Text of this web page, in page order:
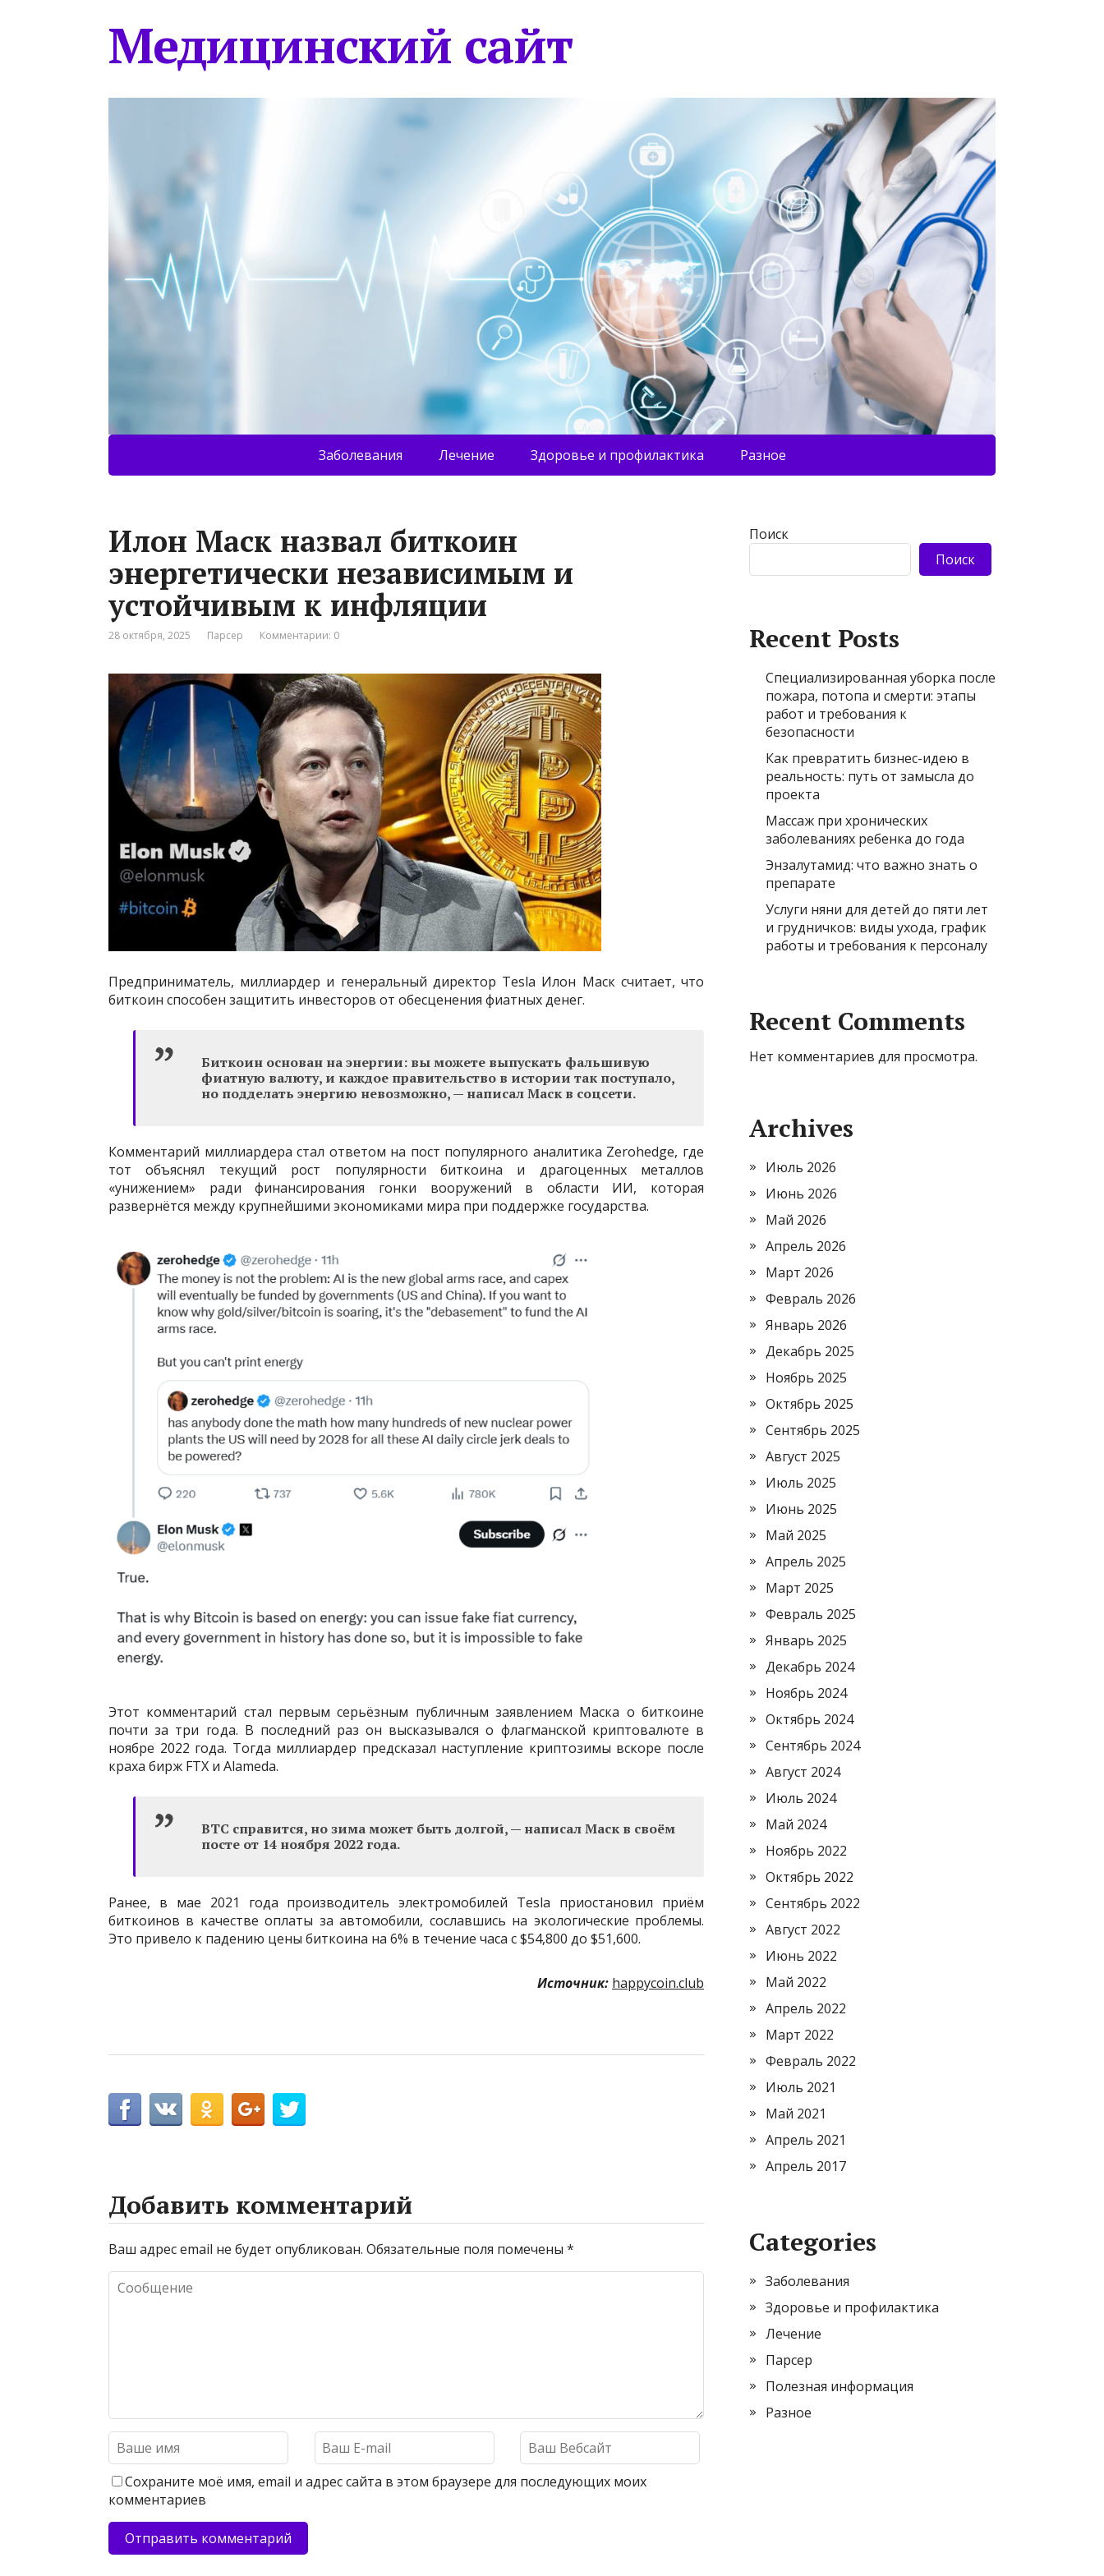
Медицинский сайт
Заболевания Лечение Здоровье и профилактика Разное
Илон Маск назвал биткоин
энергетически независимым и
устойчивым к инфляции
28 октября, 2025 Парсер Комментарии: 0
Предприниматель, миллиардер и генеральный директор Tesla Илон Маск считает, что
биткоин способен защитить инвесторов от обесценения фиатных денег.
Биткоин основан на энергии: вы можете выпускать фальшивую
фиатную валюту, и каждое правительство в истории так поступало,
но подделать энергию невозможно, — написал Маск в соцсети.
Комментарий миллиардера стал ответом на пост популярного аналитика Zerohedge, где
тот объяснял текущий рост популярности биткоина и драгоценных металлов
«унижением» ради финансирования гонки вооружений в области ИИ, которая
развернётся между крупнейшими экономиками мира при поддержке государства.
Этот комментарий стал первым серьёзным публичным заявлением Маска о биткоине
почти за три года. В последний раз он высказывался о флагманской криптовалюте в
ноябре 2022 года. Тогда миллиардер предсказал наступление криптозимы вскоре после
краха бирж FTX и Alameda.
BTC справится, но зима может быть долгой, — написал Маск в своём
посте от 14 ноября 2022 года.
Ранее, в мае 2021 года производитель электромобилей Tesla приостановил приём
биткоинов в качестве оплаты за автомобили, сославшись на экологические проблемы.
Это привело к падению цены биткоина на 6% в течение часа с $54,800 до $51,600.
Источник: happycoin.club
Добавить комментарий
Ваш адрес email не будет опубликован. Обязательные поля помечены *
Сохраните моё имя, email и адрес сайта в этом браузере для последующих моих
комментариев
Поиск
Поиск
Recent Posts
Специализированная уборка после
пожара, потопа и смерти: этапы
работ и требования к
безопасности
Как превратить бизнес-идею в
реальность: путь от замысла до
проекта
Массаж при хронических
заболеваниях ребенка до года
Энзалутамид: что важно знать о
препарате
Услуги няни для детей до пяти лет
и грудничков: виды ухода, график
работы и требования к персоналу
Recent Comments
Нет комментариев для просмотра.
Archives
Июль 2026
Июнь 2026
Май 2026
Апрель 2026
Март 2026
Февраль 2026
Январь 2026
Декабрь 2025
Ноябрь 2025
Октябрь 2025
Сентябрь 2025
Август 2025
Июль 2025
Июнь 2025
Май 2025
Апрель 2025
Март 2025
Февраль 2025
Январь 2025
Декабрь 2024
Ноябрь 2024
Октябрь 2024
Сентябрь 2024
Август 2024
Июль 2024
Май 2024
Ноябрь 2022
Октябрь 2022
Сентябрь 2022
Август 2022
Июнь 2022
Май 2022
Апрель 2022
Март 2022
Февраль 2022
Июль 2021
Май 2021
Апрель 2021
Апрель 2017
Categories
Заболевания
Здоровье и профилактика
Лечение
Парсер
Полезная информация
Разное